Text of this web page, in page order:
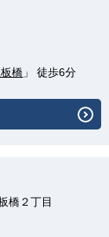
板橋 」 徒歩6分
橋２丁目